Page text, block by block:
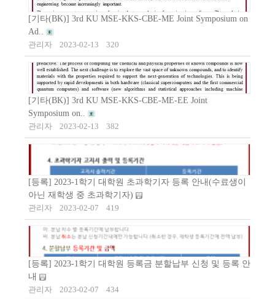
[기타(BK)] 3rd KU MSE-KKS-CBE-ME Joint Symposium on
Ad..
관리자
2023-02-13 320
[기타(BK)] 3rd KU MSE-KKS-CBE-ME-EE Joint
Symposium on..
관리자
2023-02-13 382
[등록] 2023-1학기 대학원 초과학기자 등록 안내(수료생이
아닌 재학생 중 초과학기자)
관리자
2023-02-07 419
[등록] 2023-1학기 대학원 등록금 분할납부 신청 및 등록 안
내
관리자
2023-02-07 434